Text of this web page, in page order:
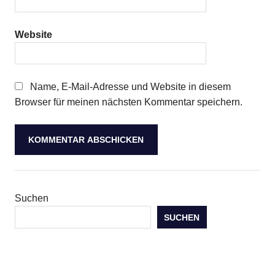
Website
Name, E-Mail-Adresse und Website in diesem
Browser für meinen nächsten Kommentar speichern.
Suchen
SUCHEN